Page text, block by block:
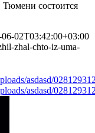
Тюмени состоится
02T03:42:00+03:00
zhal-chto-iz-uma-
asdasd/
asdasd/